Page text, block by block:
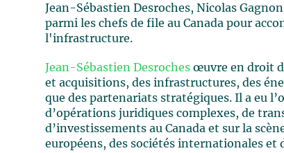
Jean-Sébastien Desroches, Nicolas
parmi les chefs de file au Canada pour
l'infrastructure.
Jean-Sébastien Desroches œuvre en droit
et acquisitions, des infrastructures, des
que des partenariats stratégiques. Il a eu
d’opérations juridiques complexes, de
d’investissements au Canada et sur la
européens, des sociétés internationales